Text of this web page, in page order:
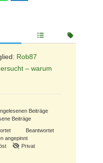
Rob87
– warum
Beiträge
Beiträge
Beantwortet
angepinnt
Privat